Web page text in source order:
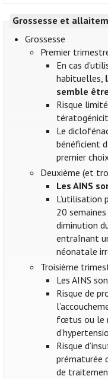
Grossesse et
Grossesse
Premier
En cas
habituelles,
semble
Risque
Le
bénéficient
premier
Deuxième (et
Les AINS
L’utilisation
20
diminution
entraînant
néonatale
Troisième
Les AINS
Risque de
fœtus ou le
Risque
prématurée
de